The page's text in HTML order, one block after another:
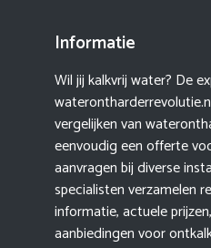
Informatie
Wil jij kalkvrij water? De
vergelijken van
eenvoudig een offerte
aanvragen bij diverse
specialisten verzamelen
informatie, actuele
aanbiedingen voor